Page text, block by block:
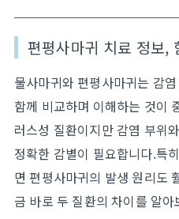
편평사마귀 치료 정보,
물사마귀와 편평사마귀는 감
함께 비교하며 이해하는 것이
러스성 질환이지만 감염 부위
정확한 감별이 필요합니다.특
면 편평사마귀의 발생 원리도
금 바로 두 질환의 차이를 알아